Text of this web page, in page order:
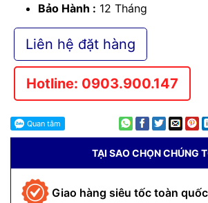
Bảo Hành : 12 Tháng
Liên hệ đặt hàng
Hotline: 0903.900.147
TẠI SAO CHỌN CHÚNG
Giao hàng siêu tốc toàn quốc